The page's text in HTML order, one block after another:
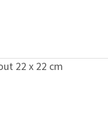
22 x 22 cm